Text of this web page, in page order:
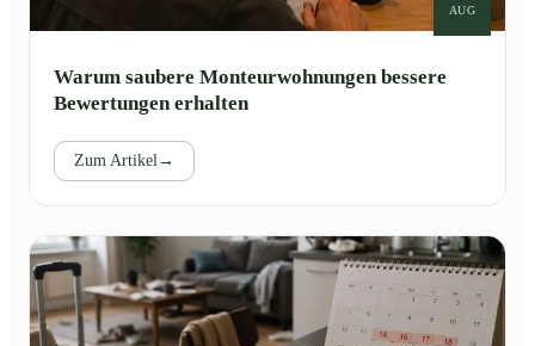
AUG
Warum saubere Monteurwohnungen bessere
Bewertungen erhalten
Zum Artikel→